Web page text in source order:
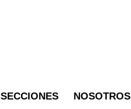
SECCIONES NOSOTROS